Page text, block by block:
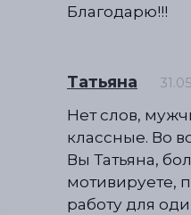
Благодарю!!!
Татьяна
Нет слов,
классные. Во
Вы Татьяна,
мотивируете,
работу для